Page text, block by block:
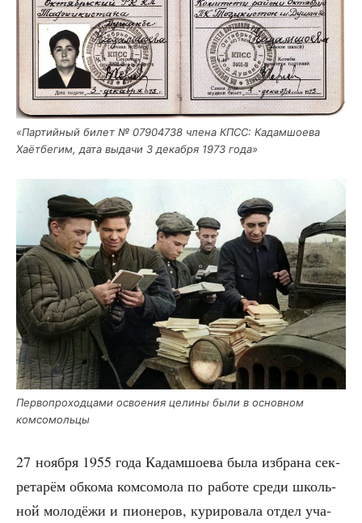
«Пар­тий­ный билет № 07904738 чле­на КПСС: Кадам­шо­е­ва
Хаёт­бе­гим, дата выда­чи 3 декаб­ря 1973 года»
Пер­во­про­ход­ца­ми осво­е­ния цели­ны были в основ­ном
комсомольцы
27 нояб­ря 1955 года Кадам­шо­е­ва была избра­на сек­
ре­та­рём обко­ма ком­со­мо­ла по рабо­те сре­ди школь­
ной моло­дё­жи и пио­не­ров, кури­ро­ва­ла отдел уча­